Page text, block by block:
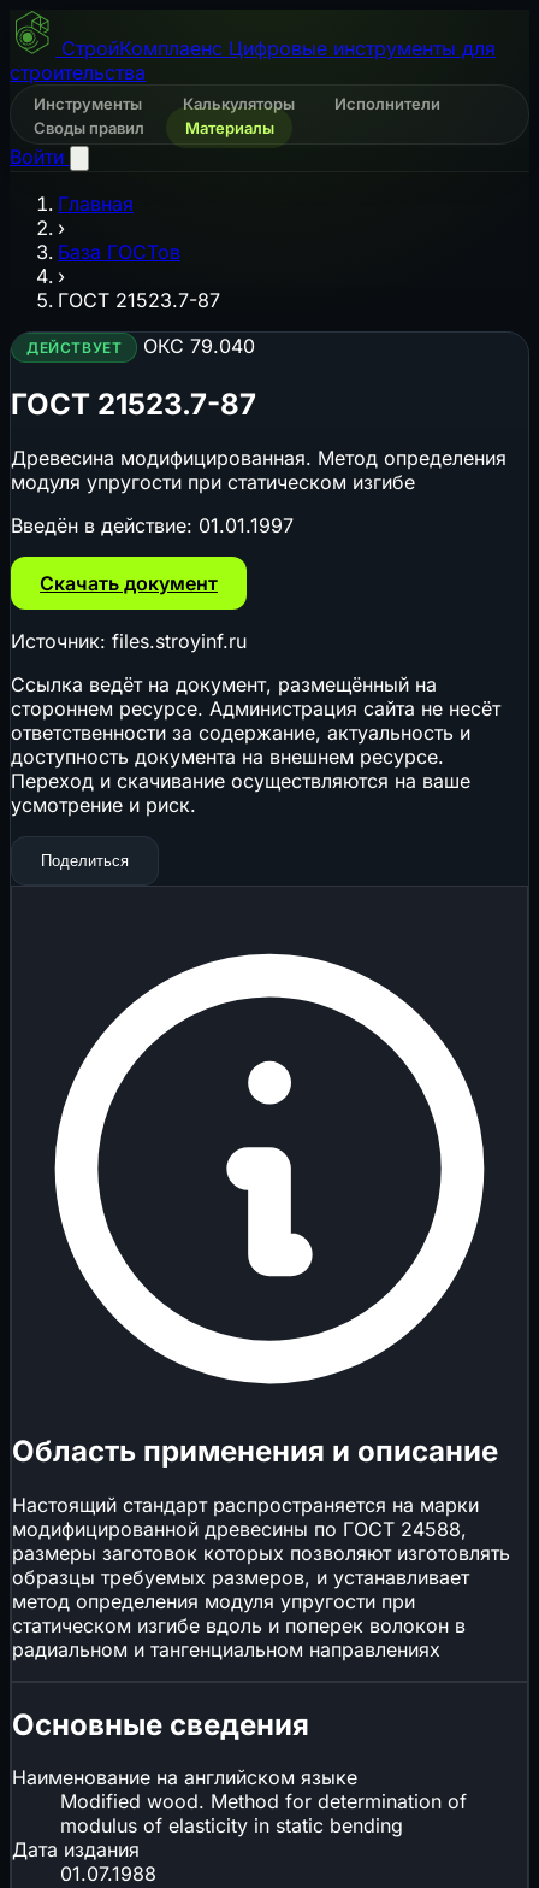
СтройКомплаенс Цифровые инструменты для
строительства
Инструменты Калькуляторы
Исполнители
Своды правил
Материалы
Войти
Главная
›
База ГОСТов
›
ГОСТ 21523.7-87
ДЕЙСТВУЕТ ОКС 79.040
ГОСТ 21523.7-87
Древесина модифицированная. Метод определения
модуля упругости при статическом изгибе
Введён в действие: 01.01.1997
Скачать документ
Источник: files.stroyinf.ru
Ссылка ведёт на документ, размещённый на
стороннем ресурсе. Администрация сайта не несёт
ответственности за содержание, актуальность и
доступность документа на внешнем ресурсе.
Переход и скачивание осуществляются на ваше
усмотрение и риск.
Поделиться
Область применения и описание
Настоящий стандарт распространяется на марки
модифицированной древесины по ГОСТ 24588,
размеры заготовок которых позволяют изготовлять
образцы требуемых размеров, и устанавливает
метод определения модуля упругости при
статическом изгибе вдоль и поперек волокон в
радиальном и тангенциальном направлениях
Основные сведения
Наименование на английском языке
Modified wood. Method for determination of
modulus of elasticity in static bending
Дата издания
01.07.1988